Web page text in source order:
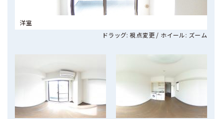
洋室
ドラッグ: 視点変更 / ホイール: ズーム